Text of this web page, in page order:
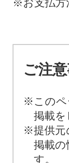
※お支払方
ご注
※このペ
掲載を
※提供元
掲載
す。